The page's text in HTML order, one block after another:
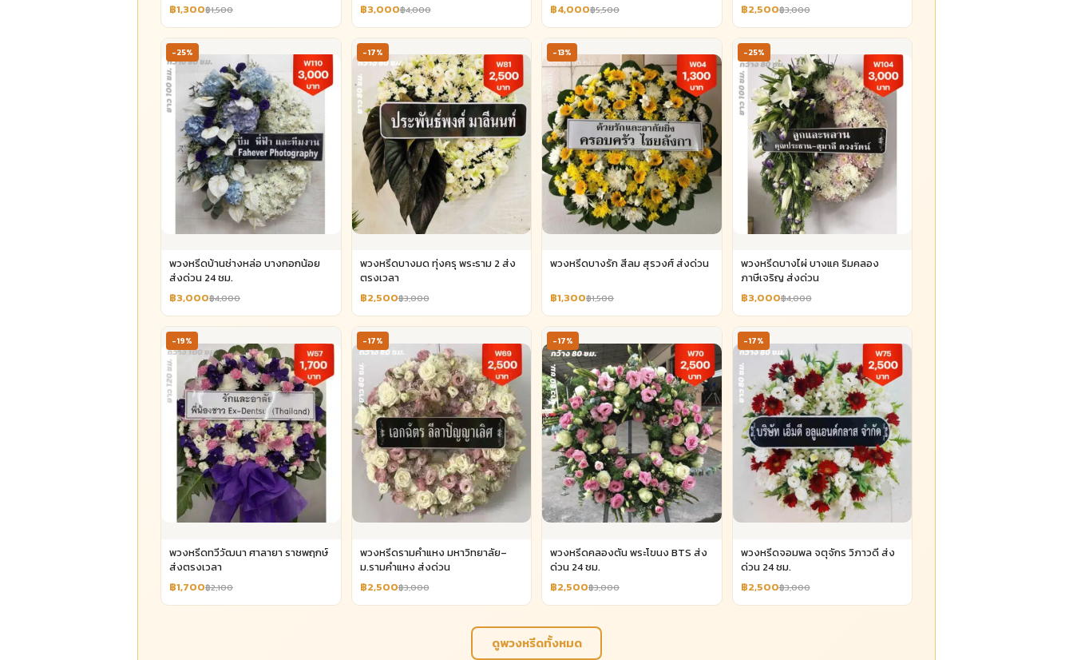
฿1,300฿1,500 ฿3,000฿4,000 ฿4,000฿5,500
฿2,500฿3,000
-25%
พวงหรีดบ้านช่างหล่อ บางกอกน้อย
ส่งด่วน 24 ชม.
฿3,000฿4,000
-17%
พวงหรีดบางมด ทุ่งครุ พระราม 2 ส่ง
ตรงเวลา
฿2,500฿3,000
-13%
พวงหรีดบางรัก สีลม สุรวงศ์ ส่งด่วน
฿1,300฿1,500
-25%
พวงหรีดบางไผ่ บางแค ริมคลอง
ภาษีเจริญ ส่งด่วน
฿3,000฿4,000
-19%
พวงหรีดทวีวัฒนา ศาลายา ราชพฤกษ์
ส่งตรงเวลา
฿1,700฿2,100
-17%
พวงหรีดรามคำแหง มหาวิทยาลัย–
ม.รามคำแหง ส่งด่วน
฿2,500฿3,000
-17%
พวงหรีดคลองตัน พระโขนง BTS ส่ง
ด่วน 24 ชม.
฿2,500฿3,000
-17%
พวงหรีดจอมพล จตุจักร วิภาวดี ส่ง
ด่วน 24 ชม.
฿2,500฿3,000
ดูพวงหรีดทั้งหมด